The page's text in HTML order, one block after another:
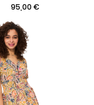
Prix
95,00 €